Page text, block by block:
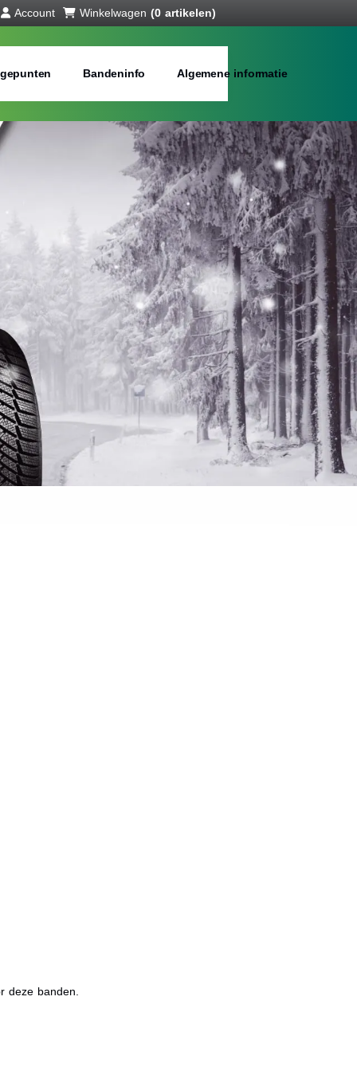
Account Winkelwagen (0 artikelen)
Bandeninfo Algemene informatie
season banden
jou in de buurt
Merken:
Inch:
deze banden.